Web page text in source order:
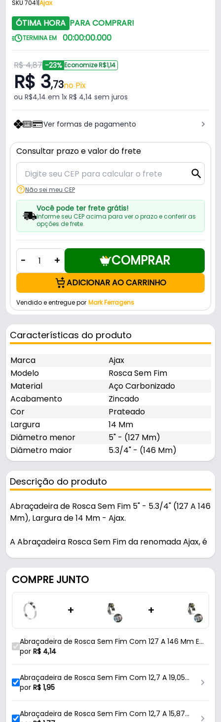
SKU 7041|Ajax
ÓTIMA HORA PARA COMPRAR!
TERMINA EM 00:00:00.000
R$ 4,87 -23% Economize R$1,14
R$ 3,73no Pix
ou R$4,14 em 1x R$ 4,14 sem juros
Ver formas de pagamento
Consultar prazo e valor do frete
Não sei meu CEP
Você pode ter frete grátis!
Informe seu CEP acima para ver o prazo e conferir as
opções de frete.
- + COMPRAR
ADICIONAR AO CARRINHO
Vendido e entregue por Mark Ferragens
Características do produto
Marca
Ajax
Modelo
Rosca Sem Fim
Material
Aço Carbonizado
Acabamento
Zincado
Cor
Prateado
Largura
14 Mm
Diâmetro menor
5" - (127 Mm)
Diâmetro maior
5.3/4" - (146 Mm)
Descrição do produto
Abraçadeira de Rosca Sem Fim 5" - 5.3/4" (127 A 146
Mm), Largura de 14 Mm - Ajax.
A Abraçadeira Rosca Sem Fim da renomada Ajax, é
diversas aplicações. Feita em aço carbonizado e
com acabamento zincado de alta qualidade, ela
oferece resistência à oxidação, garantindo
durabilidade e desempenho consistentes ao longo
do tempo. Com um sistema de aperto por rosca
sem fim, essa abraçadeira proporciona um ajuste
preciso e seguro, garantindo uma vedação
eficiente. Sua largura de 14 mm permite que seja
abraçadeira proporciona uma regulagem de no
mínimo 127 mm (5") até o diâmetro máximo de 146
para mangueiras, cabos e outros componentes, a
COMPRE JUNTO
+ +
Abraçadeira de Rosca Sem Fim Com 127 A 146 Mm E
Largura de 14 Mm Para Mangueira Ajax
por R$ 4,14
Abraçadeira de Rosca Sem Fim Com 12,7 A 19,05
Mm E Largura de 9 Mm Para Mangueira Beltools
por R$ 1,95
Abraçadeira de Rosca Sem Fim Com 12,7 A 15,87